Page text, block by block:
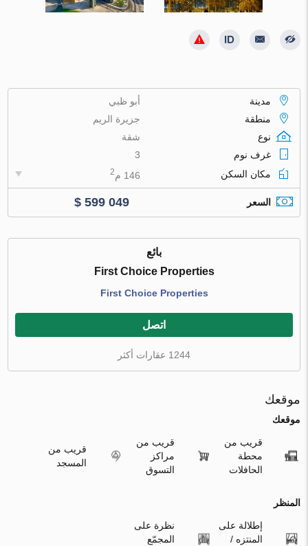
مدينة
أبو ظبي
منطقة
جزيرة الريم
نوع
شقة
غرف نوم
3
مكان السكن
146 م 2
السعر $ 599 049
بائع
First Choice Properties
First Choice Properties
اتصل
1244 عقارات أكثر
موقعك
موقعك
قريب من
محطة
الحافلات
قريب من
مراكز
التسوق
قريب من
المسجد
المنظر
إطلالة على
المنتزه /
نظرة على
المجمّع